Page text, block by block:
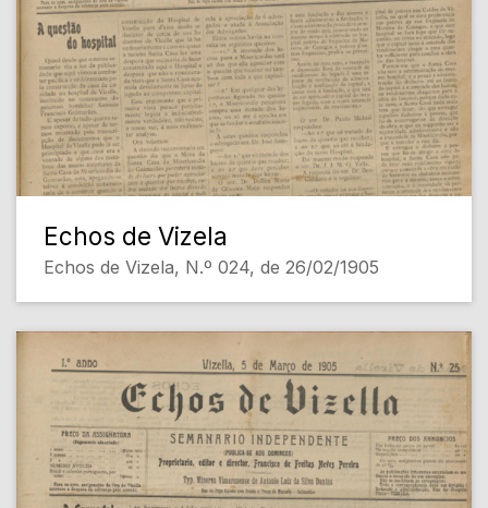
Echos de Vizela
Echos de Vizela, N.º 024, de 26/02/1905